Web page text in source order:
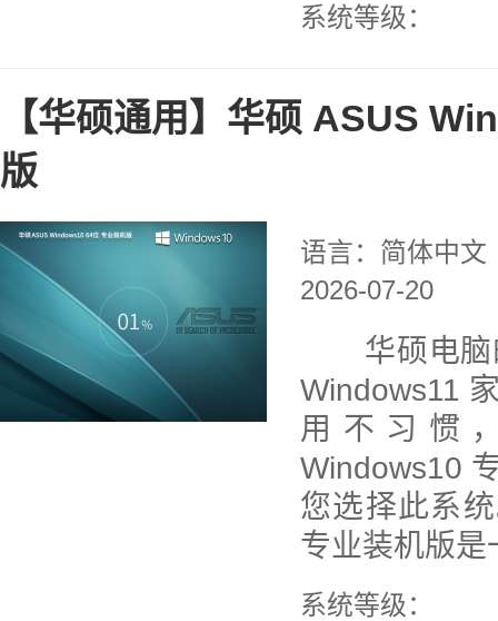
系统等级：
【华硕通用】华硕 ASUS
版
语言：简体中文
2026-07-20
华硕电脑
Windows11
用不习惯
Windows10
您选择此系
专业装机版是
系统等级：